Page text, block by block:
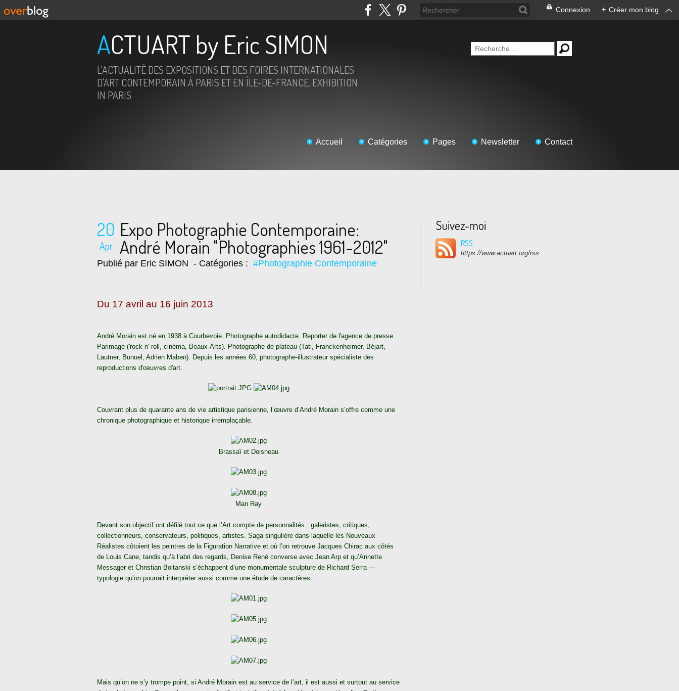
Connexion + Créer mon blog
ACTUART by Eric SIMON
L'ACTUALITÉ DES EXPOSITIONS ET DES FOIRES INTERNATIONALES
D'ART CONTEMPORAIN À PARIS ET EN ÎLE-DE-FRANCE. EXHIBITION
IN PARIS
Accueil Catégories Pages Newsletter Contact
20
Apr
Expo Photographie Contemporaine:
André Morain "Photographies 1961-2012"
Publié par Eric SIMON - Catégories : #Photographie Contemporaine
Du 17 avril au 16 juin 2013
André Morain est né en 1938 à Courbevoie. Photographe autodidacte. Reporter de l'agence de presse
Parimage ('rock n' roll, cinéma, Beaux-Arts). Photographe de plateau (Tati, Franckenheimer, Béjart,
Lautner, Bunuel, Adrien Maben). Depuis les années 60, photographe-illustrateur spécialiste des
reproductions d'oeuvres d'art.
Couvrant plus de quarante ans de vie artistique parisienne, l’œuvre d’André Morain s’offre comme une
chronique photographique et historique irremplaçable.
Brassaï et Doisneau
Man Ray
Devant son objectif ont défilé tout ce que l’Art compte de personnalités : galeristes, critiques,
collectionneurs, conservateurs, politiques, artistes. Saga singulière dans laquelle les Nouveaux
Réalistes côtoient les peintres de la Figuration Narrative et où l’on retrouve Jacques Chirac aux côtés
de Louis Cane, tandis qu’à l’abri des regards, Denise René converse avec Jean Arp et qu’Annette
Messager et Christian Boltanski s’échappent d’une monumentale sculpture de Richard Serra —
typologie qu’on pourrait interpréter aussi comme une étude de caractères.
Mais qu’on ne s’y trompe point, si André Morain est au service de l’art, il est aussi et surtout au service
Suivez-moi
RSS
https://www.actuart.org/rss